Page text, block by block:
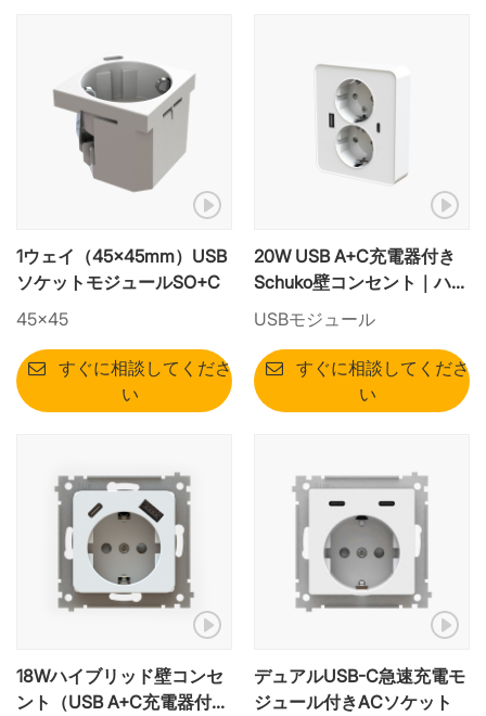
1ウェイ（45×45mm）USB
ソケットモジュールSO+C
45×45
すぐに相談してくださ
い
20W USB A+C充電器付き
Schuko壁コンセント｜ハイ
ブリッド電源モジュール
USBモジュール
すぐに相談してくださ
い
18Wハイブリッド壁コンセ
ント（USB A+C充電器付
デュアルUSB-C急速充電モ
ジュール付きACソケット